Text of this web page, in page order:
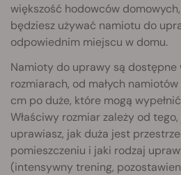
większość hodowców
będziesz używać namiotu do
odpowiednim miejscu w domu.
Namioty do uprawy są dostępne
rozmiarach, od małych
cm po duże, które mogą
Właściwy rozmiar zależy od
uprawiasz, jak duża jest
pomieszczeniu i jaki rodzaj
(intensywny trening,